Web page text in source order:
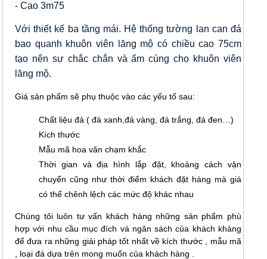
- Cao 3m75
Với thiết kế ba tầng mái. Hệ thống tường lan can đá
bao quanh khuôn viên lăng mộ có chiều cao 75cm
tạo nên sự chắc chắn và ấm cúng cho khuôn viên
lăng mộ.
Giá sản phẩm sẽ phụ thuộc vào các yếu tố sau:
Chất liệu đá ( đá xanh,đá vàng, đá trắng, đá đen…)
Kích thước
Mẫu mã hoa văn chạm khắc
Thời gian và địa hình lắp đặt, khoảng cách vận
chuyển cũng như thời điểm khách đặt hàng mà giá
có thể chênh lệch các mức độ khác nhau
Chúng tôi luôn tư vấn khách hàng những sản phẩm phù
hợp với nhu cầu mục đích và ngân sách của khách khàng
để đưa ra những giải pháp tốt nhất về kích thước , mẫu mã
, loại đá dựa trên mong muốn của khách hàng .